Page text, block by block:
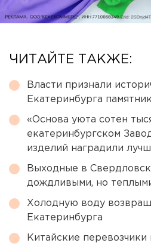
ЧИТАЙТЕ ТАКЖЕ:
Власти признали
Екатеринбурга
«Основа уюта сотен
екатеринбургском
изделий наградили
Выходные в
дождливыми, но
Холодную воду
Екатеринбурга
Китайские перевозчики